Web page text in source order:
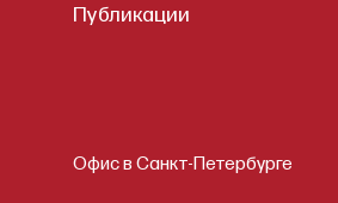
Публикации
Офис в Санкт-Петербурге